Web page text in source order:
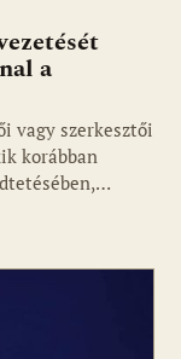
a
vagy szerkesztői
korábban